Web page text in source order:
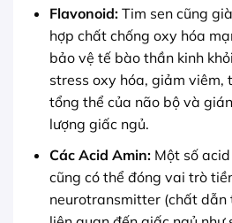
Flavonoid:Tim sen cũng
hợp chất chống oxy hóa
bảo vệ tế bào thần kinh
stress oxy hóa, giảm viêm,
tổng thể của não bộ và
lượng giấc ngủ.
Các Acid Amin:Một số
cũng có thể đóng vai trò
neurotransmitter (chất dẫn